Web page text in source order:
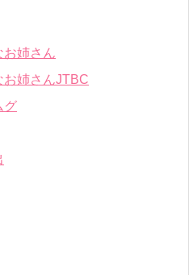
お姉さん
お姉さんJTBC
グ